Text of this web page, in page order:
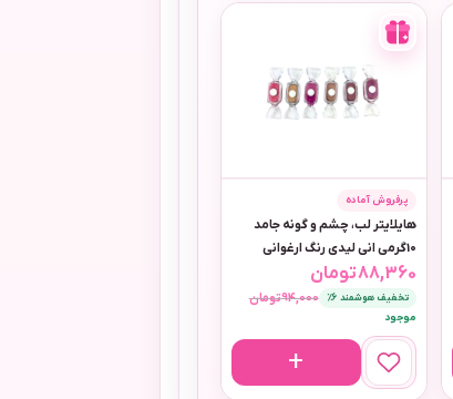
پرفروش آماده
هایلایتر لب، چشم و گونه جامد
10گرمی انی لیدی رنگ ارغوانی
94,000تومان
88,360تومان
تخفیف هوشمند 6٪
موجود